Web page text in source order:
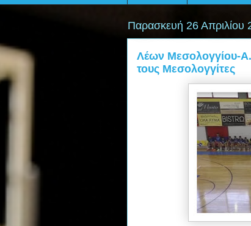
Παρασκευή 26 Απριλίου
Λέων Μεσολογγίου-
τους Μεσολογγίτες